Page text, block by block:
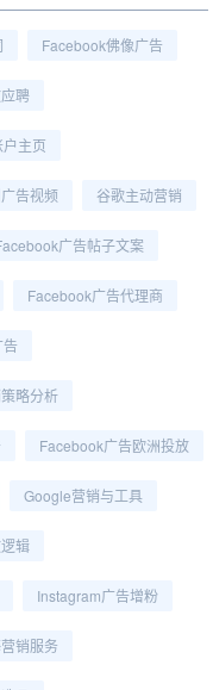
Facebook佛像广告
聘
主页
告视频 谷歌主动营销
广告帖子文案
Facebook广告代理商
略分析
Facebook广告欧洲投放
Google营销与工具
辑
Instagram广告增粉
销服务